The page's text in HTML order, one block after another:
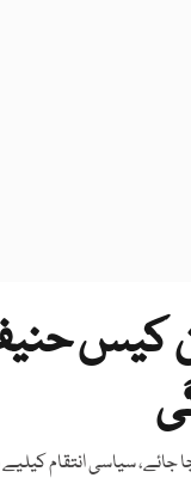
سیاسی انتقام کیلیے